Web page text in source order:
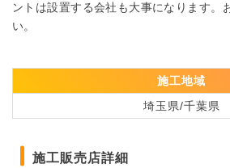
ントは設置する会社も大事になります。
い。
施工地域
埼玉県/千葉県
施工販売店詳細